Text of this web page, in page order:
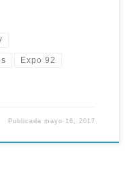
Expo 92
Publicadamayo 16, 2017